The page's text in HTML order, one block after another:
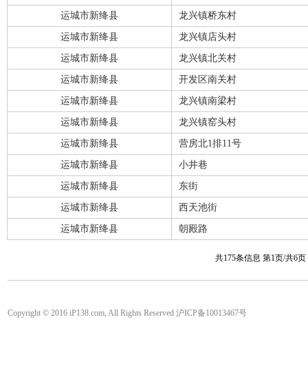
运城市新绛县 龙兴镇桥东村
运城市新绛县 龙兴镇店头村
运城市新绛县 龙兴镇北关村
运城市新绛县 开发区南关村
运城市新绛县 龙兴镇南梁村
运城市新绛县 龙兴镇窑头村
运城市新绛县 营房北1排11号
运城市新绛县 小井巷
运城市新绛县 东街
运城市新绛县 西天池街
运城市新绛县 朝殿路
共175条信息 第1页/共6
Copyright © 2016 iP138.com, All Rights Reserved 沪ICP备10013467号